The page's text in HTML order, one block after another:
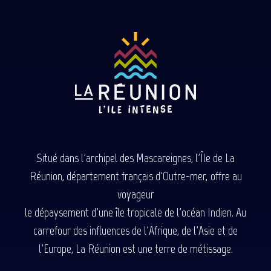
Situé dans l'archipel des Mascareignes, l'Île de La
Réunion, département français d'Outre-mer, offre au
voyageur
le dépaysement d'une île tropicale de l'océan Indien. Au
carrefour des influences de l'Afrique, de l'Asie et de
l'Europe, La Réunion est une terre de métissage.